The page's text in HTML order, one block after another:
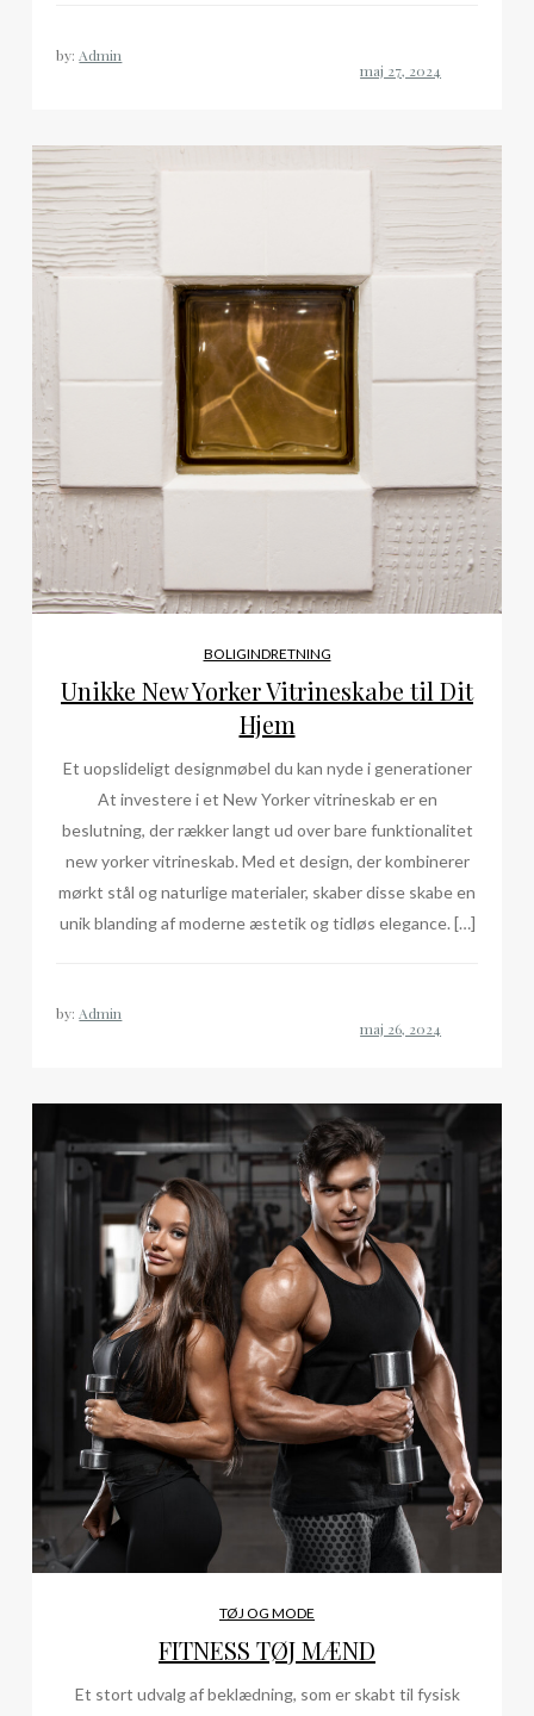
by: Admin
BOLIGINDRETNING
Unikke New Yorker Vitrineskabe til Dit
Hjem
Et uopslideligt designmøbel du kan nyde i generationer
At investere i et New Yorker vitrineskab er en
beslutning, der rækker langt ud over bare funktionalitet
new yorker vitrineskab. Med et design, der kombinerer
mørkt stål og naturlige materialer, skaber disse skabe en
unik blanding af moderne æstetik og tidløs elegance. […]
by:Admin
TØJ OG MODE
FITNESS TØJ MÆND
Et stort udvalg af beklædning, som er skabt til fysisk